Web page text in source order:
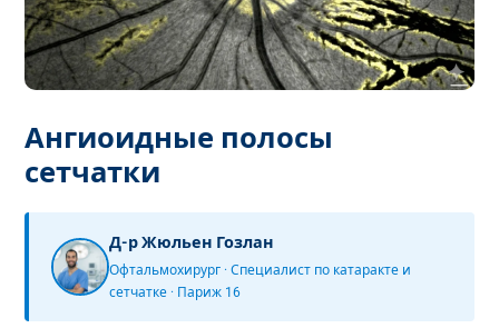
Ангиоидные полосы
сетчатки
Д-р Жюльен Гозлан
Офтальмохирург · Специалист по катаракте и
сетчатке · Париж 16